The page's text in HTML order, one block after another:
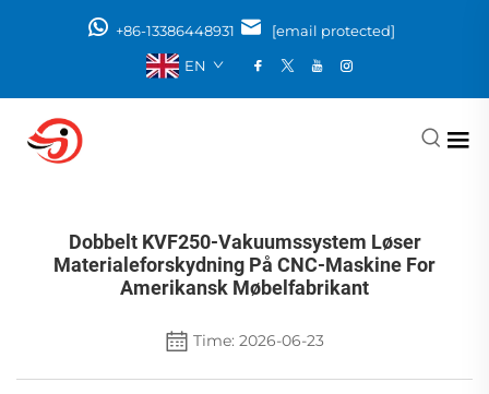
+86-13386448931
[email protected]
EN
Dobbelt KVF250-Vakuumssystem Løser
Materialeforskydning På CNC-Maskine For
Amerikansk Møbelfabrikant
Time: 2026-06-23